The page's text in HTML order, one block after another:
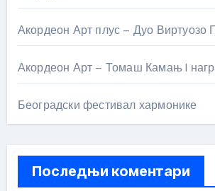
Акордеон Арт плус – Дуо Виртуозо
Акордеон Арт – Томаш Камањ I
Београдски фестивал хармонике
Последњи коментари